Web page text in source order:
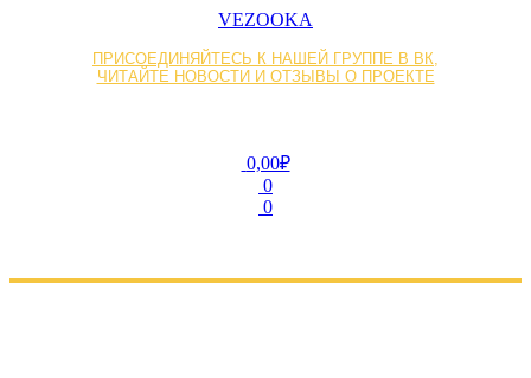
VEZOOKA
ПРИСОЕДИНЯЙТЕСЬ К НАШЕЙ ГРУППЕ В ВК,
ЧИТАЙТЕ НОВОСТИ И ОТЗЫВЫ О ПРОЕКТЕ
0,00₽
0
0